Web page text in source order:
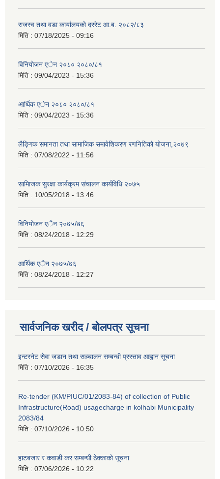
राजस्व तथा वडा कार्यालयको दररेट आ.ब. २०८२/८३
मिति : 07/18/2025 - 09:16
विनियोजन एेन २०८० २०८०/८१
मिति : 09/04/2023 - 15:36
आर्थिक एेन २०८० २०८०/८१
मिति : 09/04/2023 - 15:36
लैङ्गिक समानता तथा सामाजिक समावेशिकरण रणनितिको योजना,२०७९
मिति : 07/08/2022 - 11:56
सामािजक सुरक्षा कार्यक्रम संचालन कार्यविधि २०७५
मिति : 10/05/2018 - 13:46
विनियोजन एेेन २०७५/७६
मिति : 08/24/2018 - 12:29
आर्थिक एेेन २०७५/७६
मिति : 08/24/2018 - 12:27
सार्वजनिक खरीद / बोलपत्र सूचना
इन्टरनेट सेवा जडान तथा सञ्चालन सम्बन्धी प्रस्ताव आह्वान सूचना
मिति : 07/10/2026 - 16:35
Re-tender (KM/PIUC/01/2083-84) of collection of Public
Infrastructure(Road) usagecharge in kolhabi Municipality
2083/84
मिति : 07/10/2026 - 10:50
हाटबजार र कवाडी कर सम्बन्धी ठेक्काको सूचना
मिति : 07/06/2026 - 10:22